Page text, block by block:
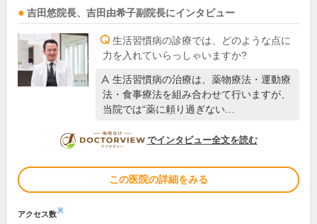
吉田悠院長、 吉田由希子副院長にインタビュー
生活習慣病の診療では、どのような点に
力を入れていらっしゃいますか?
生活習慣病の治療は、薬物療法・運動療
法・食事療法を組み合わせて行いますが、
当院では“薬に頼り過ぎない…
DOCTORVIEW
でインタビュー全文を読む
この医院の詳細をみる
アクセス数※